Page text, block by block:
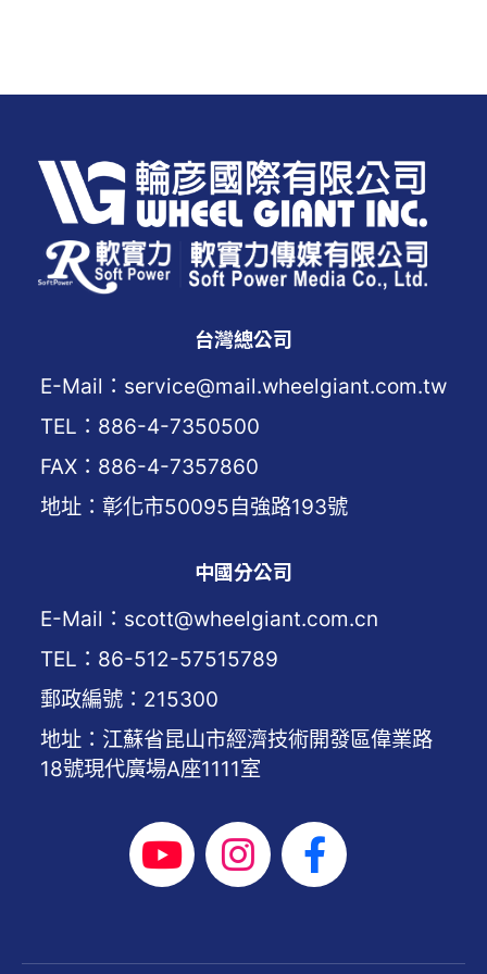
台灣總公司
E-Mail：service@mail.wheelgiant.com.tw
TEL：886-4-7350500
FAX：886-4-7357860
地址：彰化市50095自強路193號
中國分公司
E-Mail：scott@wheelgiant.com.cn
TEL：86-512-57515789
郵政編號：215300
地址：江蘇省昆山市經濟技術開發區偉業路
18號現代廣場A座1111室